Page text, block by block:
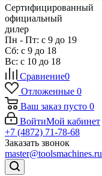
Сертифицированный
официальный
дилер
Пн - Пт: с 9 до 19
Сб: с 9 до 18
Вс: с 10 до 18
Сравнение0
Отложенные 0
Ваш заказ пусто 0
ВойтиМой кабинет
+7 (4872) 71-78-68
Заказать звонок
master@toolsmachines.ru